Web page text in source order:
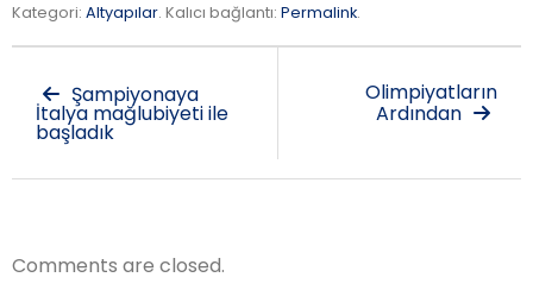
Kategori: Altyapılar. Kalıcı bağlantı: Permalink.
Şampiyonaya
İtalya mağlubiyeti ile
başladık
Olimpiyatların
Ardından
Comments are closed.